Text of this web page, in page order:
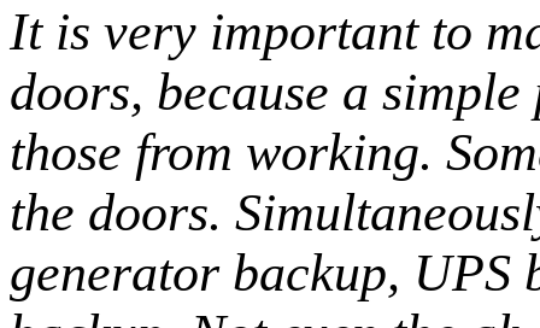
It is very important to
doors, because a
those from working.
the doors.
generator backup, UPS